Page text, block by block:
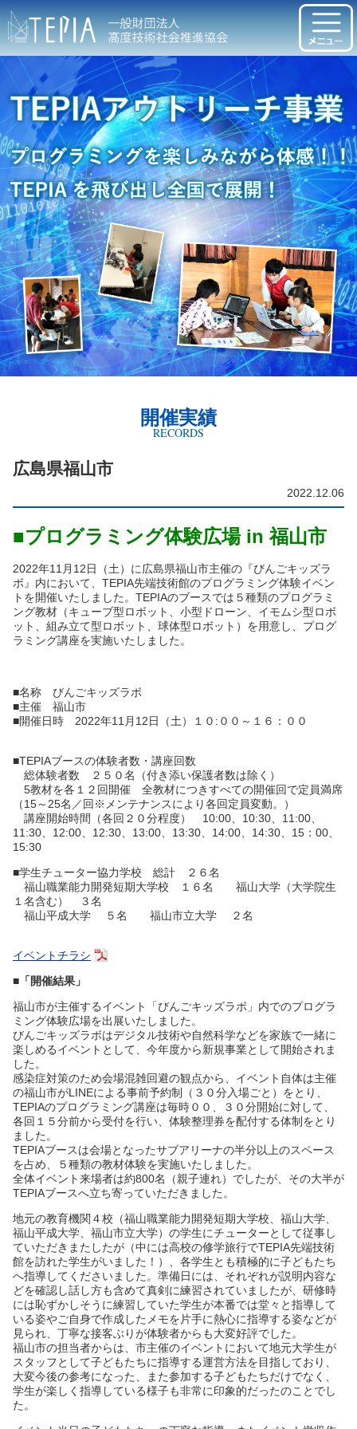
開催実績
RECORDS
広島県福山市
2022.12.06
■プログラミング体験広場 in 福山市
2022年11月12日（土）に広島県福山市主催の『びんごキッズラ
ボ』内において、TEPIA先端技術館のプログラミング体験イベン
トを開催いたしました。TEPIAのブースでは５種類のプログラミ
ング教材（キューブ型ロボット、小型ドローン、イモムシ型ロボ
ット、組み立て型ロボット、球体型ロボット）を用意し、プログ
ラミング講座を実施いたしました。
■名称 びんごキッズラボ
■主催 福山市
■開催日時 2022年11月12日（土）１０:００～１６：００
■TEPIAブースの体験者数・講座回数
総体験者数 ２５０名（付き添い保護者数は除く）
5教材を各１２回開催 全教材につきすべての開催回で定員満席
（15～25名／回※メンテナンスにより各回定員変動。）
講座開始時間（各回２０分程度） 10:00、10:30、11:00、
11:30、12:00、12:30、13:00、13:30、14:00、14:30、15：00、
15:30
■学生チューター協力学校 総計 ２６名
福山職業能力開発短期大学校 １６名 福山大学（大学院生
１名含む） ３名
福山平成大学 ５名 福山市立大学 ２名
イベントチラシ
■ 「開催結果」
福山市が主催するイベント「びんごキッズラボ」内でのプログラ
ミング体験広場を出展いたしました。
びんごキッズラボはデジタル技術や自然科学などを家族で一緒に
楽しめるイベントとして、今年度から新規事業として開始されま
した。
感染症対策のため会場混雑回避の観点から、イベント自体は主催
の福山市がLINEによる事前予約制（３０分入場ごと）をとり、
TEPIAのプログラミング講座は毎時００、３０分開始に対して、
各回１５分前から受付を行い、体験整理券を配付する体制をとり
ました。
TEPIAブースは会場となったサブアリーナの半分以上のスペース
を占め、５種類の教材体験を実施いたしました。
全体イベント来場者は約800名（親子連れ）でしたが、その大半が
TEPIAブースへ立ち寄っていただきました。
地元の教育機関４校（福山職業能力開発短期大学校、福山大学、
福山平成大学、福山市立大学）の学生にチューターとして従事し
ていただきまたしたが（中には高校の修学旅行でTEPIA先端技術
館を訪れた学生がいました！）、各学生とも積極的に子どもたち
へ指導してくださいました。準備日には、それぞれが説明内容な
どを確認し話し方も含めて真剣に練習されていましたが、研修時
には恥ずかしそうに練習していた学生が本番では堂々と指導して
いる姿やご自身で作成したメモを片手に熱心に指導する姿などが
見られ、丁寧な接客ぶりが体験者からも大変好評でした。
福山市の担当者からは、市主催のイベントにおいて地元大学生が
スタッフとして子どもたちに指導する運営方法を目指しており、
大変今後の参考になった、また参加する子どもたちだけでなく、
学生が楽しく指導している様子も非常に印象的だったのことでし
た。